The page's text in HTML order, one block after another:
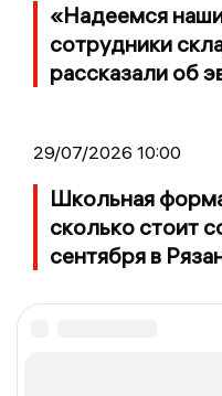
«Надеемся
сотрудники
рассказали об
29/07/2026 10:00
Школьная
сколько стоит
сентября в